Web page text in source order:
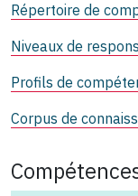
Répertoire de
Niveaux de
Profils de
Corpus de